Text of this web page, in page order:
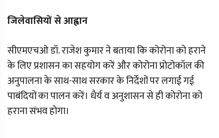
जिलेवासियों से आह्वान
सीएमएचओ डॉ. राजेश कुमार ने बताया कि कोरोना को हराने
के लिए प्रशासन का सहयोग करें और कोरोना प्रोटोकॉल की
अनुपालना के साथ-साथ सरकार के निर्देशों पर लगाई गई
पाबंदियों का पालन करें। धैर्य व अनुशासन से ही कोरोना को
हराना संभव होगा।